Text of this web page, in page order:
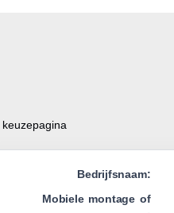
Bedrijfsnaam:
Mobiele montage of